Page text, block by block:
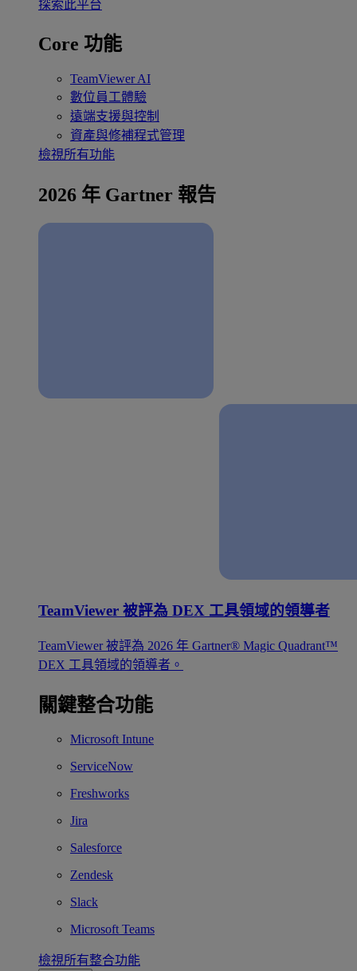
探索此平台
Core 功能
TeamViewer AI
數位員工體驗
遠端支援與控制
資產與修補程式管理
檢視所有功能
2026 年 Gartner 報告
TeamViewer 被評為 DEX 工具領域的領導者
TeamViewer 被評為 2026 年 Gartner® Magic Quadrant™
DEX 工具領域的領導者。
關鍵整合功能
Microsoft Intune
ServiceNow
Freshworks
Jira
Salesforce
Zendesk
Slack
Microsoft Teams
檢視所有整合功能